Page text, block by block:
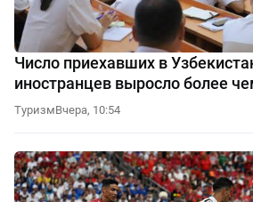
Число приехавших в
иностранцев выросло более
ТуризмВчера, 10:54